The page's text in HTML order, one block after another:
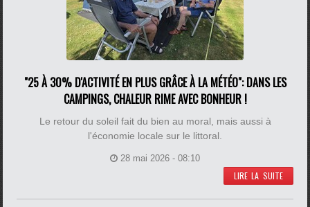
"25 À 30% D'ACTIVITÉ EN PLUS GRÂCE À LA MÉTÉO": DANS LES
CAMPINGS, CHALEUR RIME AVEC BONHEUR !
Le retour du soleil fait du bien au moral, mais aussi à
l'économie locale sur le littoral.
28 mai 2026 - 08:10
LIRE LA SUITE